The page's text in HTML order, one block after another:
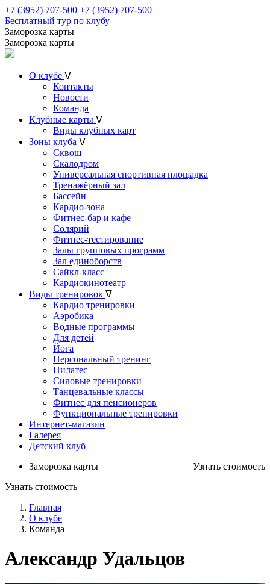
+7 (3952) 707-500 +7 (3952) 707-500
Бесплатный тур по клубу
Заморозка карты
Заморозка карты
О клубе ᐁ
Контакты
Новости
Команда
Клубные карты ᐁ
Виды клубных карт
Зоны клуба ᐁ
Сквош
Скалодром
Универсальная спортивная площадка
Тренажёрный зал
Бассейн
Кардио-зона
Фитнес-бар и кафе
Солярий
Фитнес-тестирование
Залы групповых программ
Зал единоборств
Сайкл-класс
Кардиокинотеатр
Виды тренировок ᐁ
Кардио тренировки
Аэробика
Водные программы
Для детей
Йога
Персональный тренинг
Пилатес
Силовые тренировки
Танцевальные классы
Фитнес для пенсионеров
Функциональные тренировки
Интернет-магазин
Галерея
Детский клуб
Узнать стоимость
Заморозка карты
Узнать стоимость
Главная
О клубе
Команда
Александр Удальцов